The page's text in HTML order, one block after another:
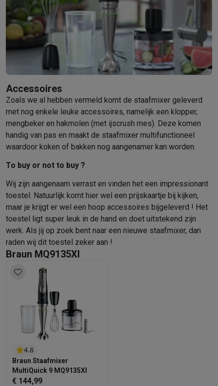
Accessoires
Zoals we al hebben vermeld komt de staafmixer geleverd
met nog enkele leuke accessoires, namelijk een klopper,
mengbeker en hakmolen (met ijscrush mes). Deze komen
handig van pas en maakt de staafmixer multifunctioneel
waardoor koken of bakken nog aangenamer kan worden.
To buy or not to buy ?
Wij zijn aangenaam verrast en vinden het een impressionant
toestel. Natuurlijk komt hier wel een prijskaartje bij kijken,
maar je krijgt er wel een hoop accessoires bijgeleverd ! Het
toestel ligt super leuk in de hand en doet uitstekend zijn
werk. Als jij op zoek bent naar een nieuwe staafmixer, dan
raden wij dit toestel zeker aan !
Braun MQ9135XI
4.8
Braun Staafmixer
MultiQuick 9 MQ9135XI
€ 144,99